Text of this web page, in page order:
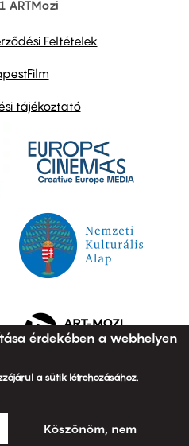
ARTMozi
Feltételek
tájékoztató
érdekében a webhelyen
a sütik létrehozásához.
Köszönöm, nem